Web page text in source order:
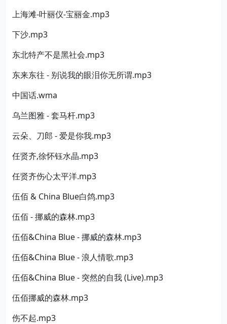
上海滩-叶丽仪-宝丽金.mp3
下沙.mp3
东北特产不是黑社会.mp3
东来东往 - 别说我的眼泪你无所谓.mp3
中国话.wma
乌兰图雅 - 套马杆.mp3
云朵、刀郎 - 爱是你我.mp3
任贤齐,徐怀钰水晶.mp3
任贤齐伤心太平洋.mp3
伍佰 & China Blue白鸽.mp3
伍佰 - 挪威的森林.mp3
伍佰&China Blue - 挪威的森林.mp3
伍佰&China Blue - 浪人情歌.mp3
伍佰&China Blue - 突然的自我 (Live).mp3
伍佰挪威的森林.mp3
伤不起.mp3